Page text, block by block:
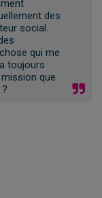
des
social.
qui me
toujours
que